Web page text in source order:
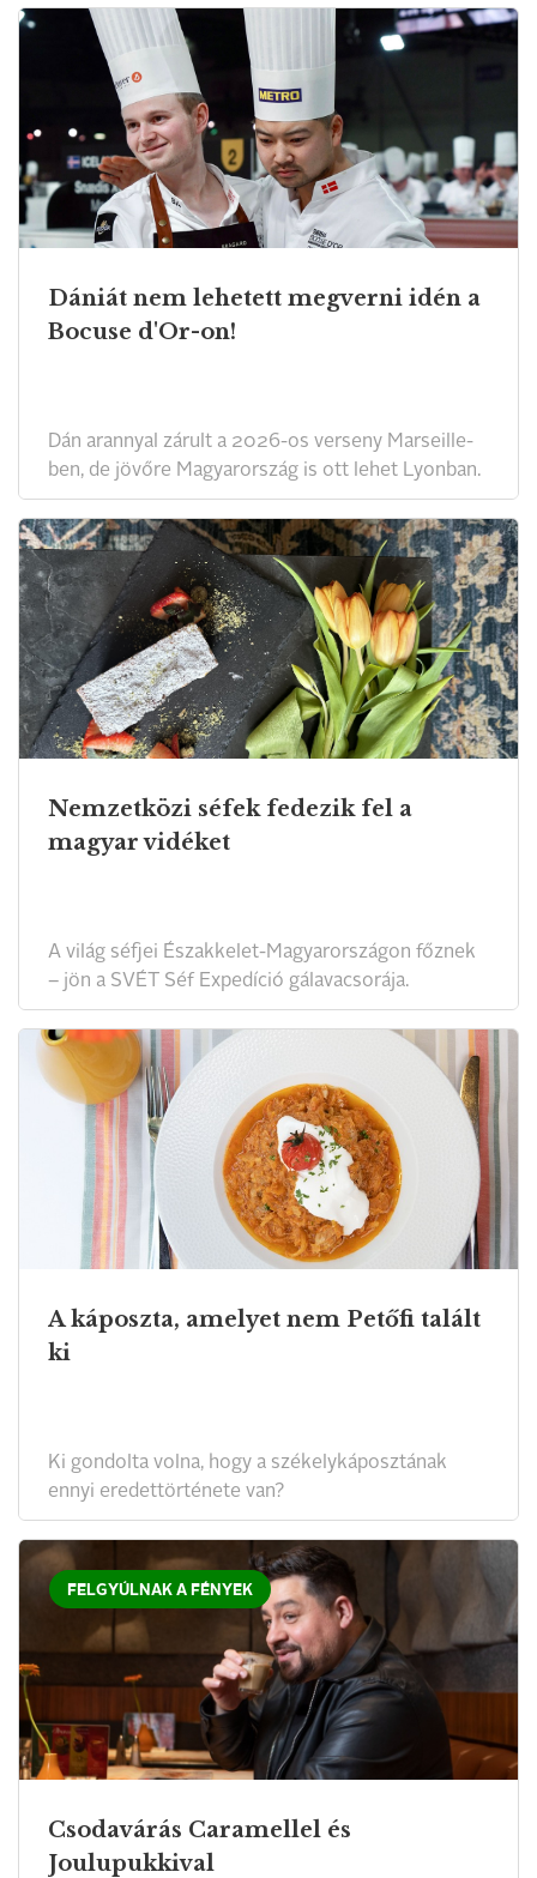
Dániát nem lehetett megverni idén a
Bocuse d'Or-on!
Dán arannyal zárult a 2026-os verseny Marseille-
ben, de jövőre Magyarország is ott lehet Lyonban.
Nemzetközi séfek fedezik fel a
magyar vidéket
A világ séfjei Északkelet-Magyarországon főznek
– jön a SVÉT Séf Expedíció gálavacsorája.
A káposzta, amelyet nem Petőfi talált
ki
Ki gondolta volna, hogy a székelykáposztának
ennyi eredettörténete van?
FELGYÚLNAK A FÉNYEK
Csodavárás Caramellel és
Joulupukkival